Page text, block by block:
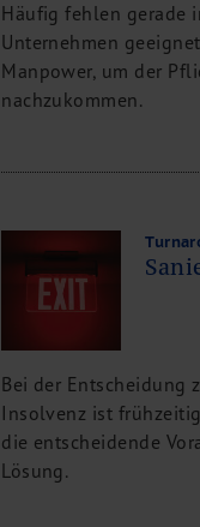
Häufig fehlen gerade
Unternehmen
Manpower, um der
nachzukommen.
Bei der Entscheidung
Insolvenz ist
die entscheidende
Lösung.